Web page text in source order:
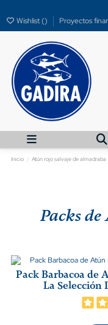
Wishlist () Proyectos
Inicio Atún rojo salvaje de almadraba
Packs
Pack Barbacoa de
La Selección